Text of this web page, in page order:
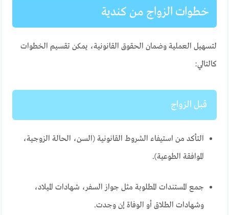
خطوات الزواج من كندية
لتسهيل العملية وضمان الحقوق القانونية، يمكن تقسيم الخطوات
كالتالي:
قبل الزواج
التأكد من استيفاء الشروط القانونية (السن، الحالة الزوجية،
الموافقة الطوعية).
جمع المستندات المطلوبة مثل جواز السفر، شهادات الميلاد،
وشهادات الطلاق أو الوفاة إن وجدت.